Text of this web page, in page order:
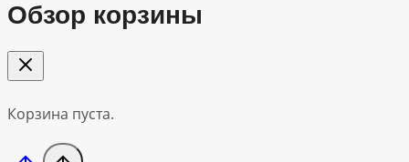
Обзор корзины
Корзина пуста.